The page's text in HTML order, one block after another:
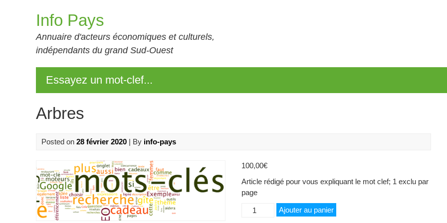
Info Pays
Annuaire d'acteurs économiques et culturels,
indépendants du grand Sud-Ouest
Essayez un mot-clef...
Arbres
Posted on 28 février 2020 | By info-pays
100,00€
Article rédigé pour vous expliquant le mot clef; 1 exclu par
page
quantité
Ajouter au panier